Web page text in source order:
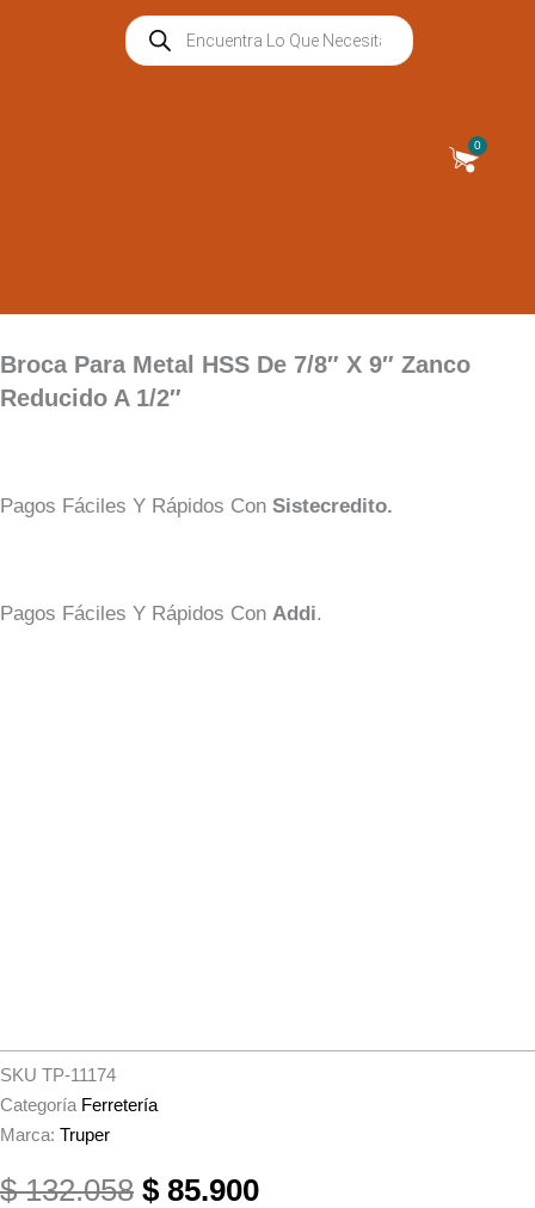
Búsqueda
De
Productos
0
Cart
Broca Para Metal HSS De 7/8″ X 9″ Zanco
Reducido A 1/2″
Pagos Fáciles Y Rápidos Con Sistecredito.
Pagos Fáciles Y Rápidos Con Addi.
SKU TP-11174
Categoría Ferretería
Marca: Truper
$132.058 El
$ 85.900El